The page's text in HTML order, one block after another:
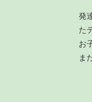
発
た
お
ま